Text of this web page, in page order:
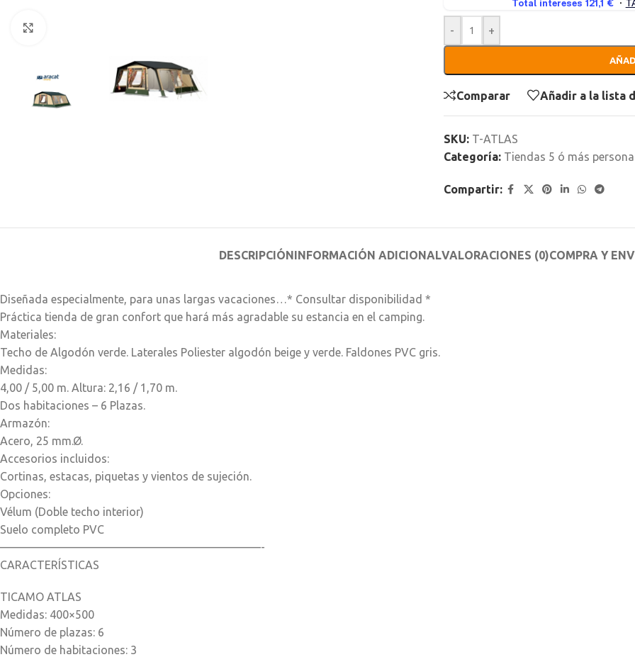
- +
Comparar Añadir a la lista
SKU: T-ATLAS
Categoría: Tiendas 5 ó más
Compartir:
DESCRIPCIÓNINFORMACIÓN ADICIONALVALORACIONES (0)COMPRA Y
Diseñada especialmente, para unas largas vacaciones…* Consultar disponibilidad *
Práctica tienda de gran confort que hará más agradable su estancia en el camping.
Materiales:
Techo de Algodón verde. Laterales Poliester algodón beige y verde. Faldones PVC gris.
Medidas:
4,00 / 5,00 m. Altura: 2,16 / 1,70 m.
Dos habitaciones – 6 Plazas.
Armazón:
Acero, 25 mm.Ø.
Accesorios incluidos:
Cortinas, estacas, piquetas y vientos de sujeción.
Opciones:
Vélum (Doble techo interior)
Suelo completo PVC
———————————————————————-
CARACTERÍSTICAS
TICAMO ATLAS
Medidas: 400×500
Número de plazas: 6
Número de habitaciones: 3